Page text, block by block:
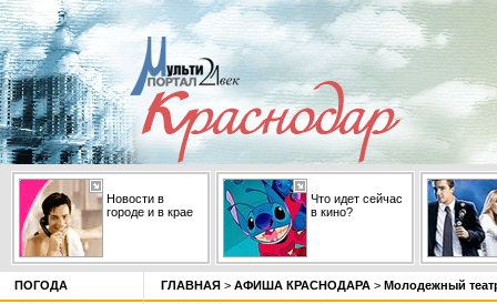
Новости в
городе и в крае
Что идет сейчас
в кино?
ПОГОДА
ГЛАВНАЯ > АФИША КРАСНОДАРА > Молодежный